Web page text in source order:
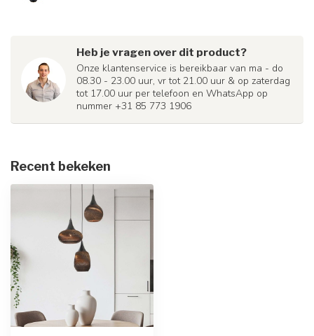
Heb je vragen over dit product?
Onze klantenservice is bereikbaar van ma - do
08.30 - 23.00 uur, vr tot 21.00 uur & op zaterdag
tot 17.00 uur per telefoon en WhatsApp op
nummer +31 85 773 1906
Recent bekeken